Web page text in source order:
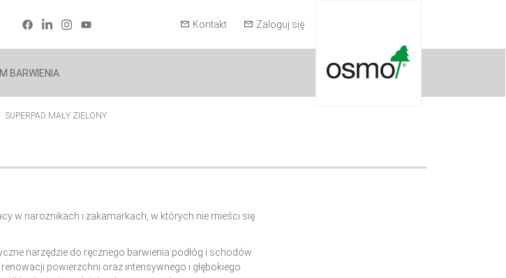
Kontakt Zaloguj się
BARWIENIA
SUPERPAD MAŁY ZIELONY
w narożnikach i zakamarkach, w których nie mieści się
narzędzie do ręcznego barwienia podłóg i schodów
powierzchni oraz intensywnego i głębokiego